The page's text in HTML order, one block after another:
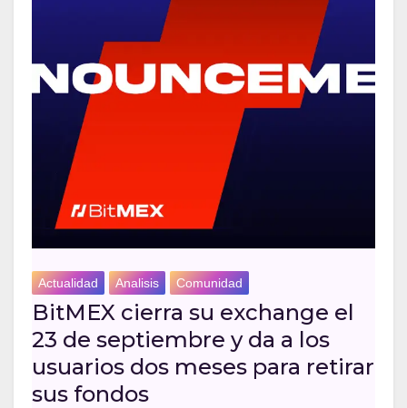
Actualidad Analisis Comunidad
BitMEX cierra su exchange el
23 de septiembre y da a los
usuarios dos meses para retirar
sus fondos